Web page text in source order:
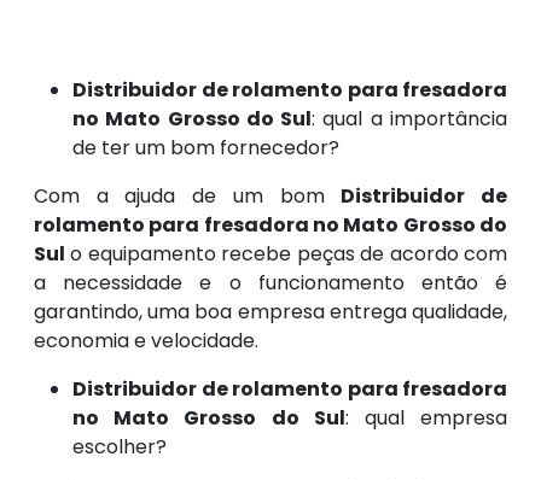
Distribuidor de rolamento para fresadora
no Mato Grosso do Sul: qual a importância
de ter um bom fornecedor?
Com a ajuda de um bom Distribuidor de
rolamento para fresadora no Mato Grosso do
Sul o equipamento recebe peças de acordo com
a necessidade e o funcionamento então é
garantindo, uma boa empresa entrega qualidade,
economia e velocidade.
Distribuidor de rolamento para fresadora
no Mato Grosso do Sul: qual empresa
escolher?